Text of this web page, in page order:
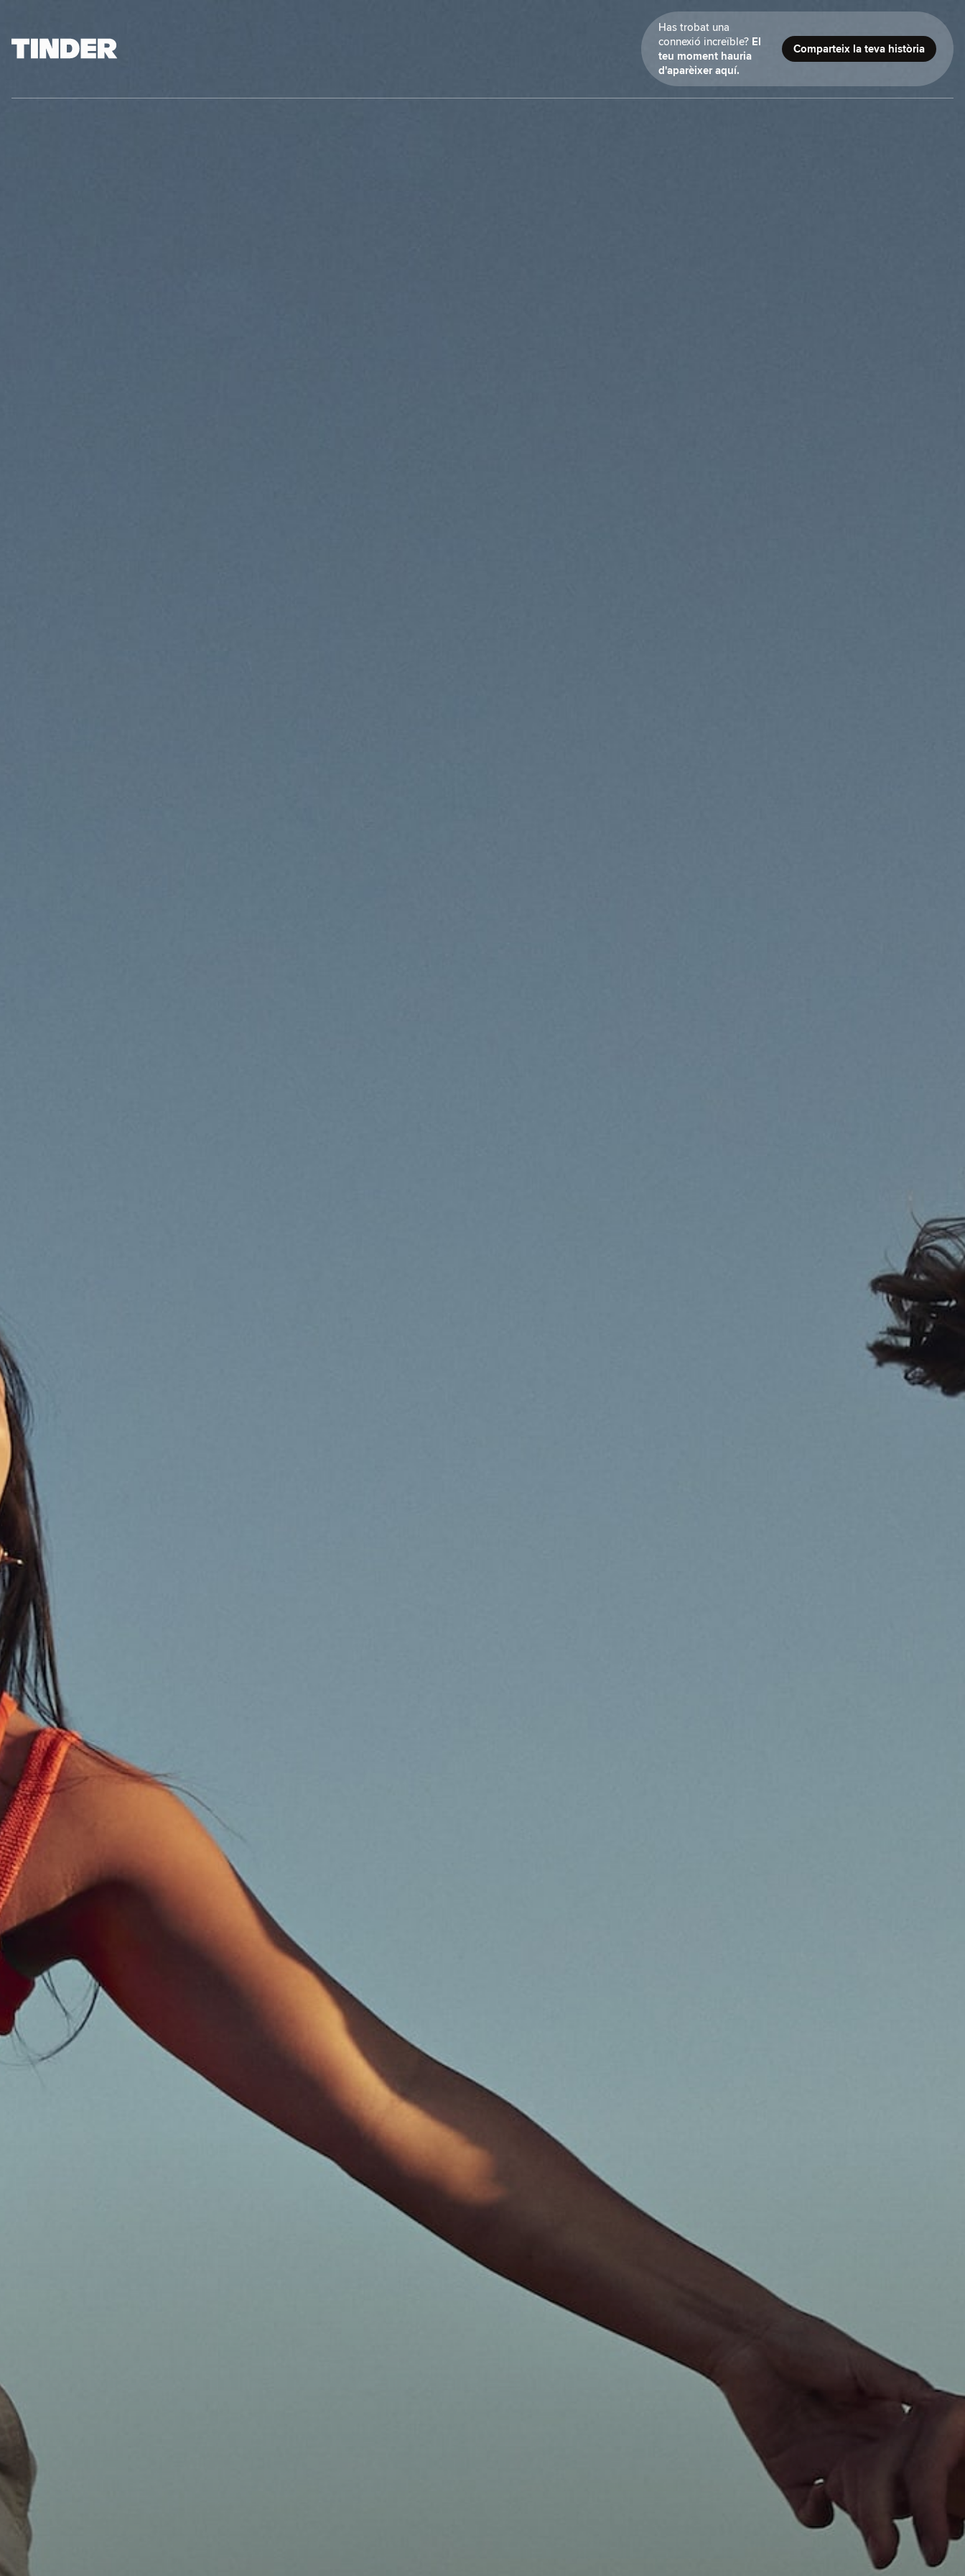
Has trobat una
connexió increïble? El
teu moment hauria
d'aparèixer aquí.
Comparteix la teva història